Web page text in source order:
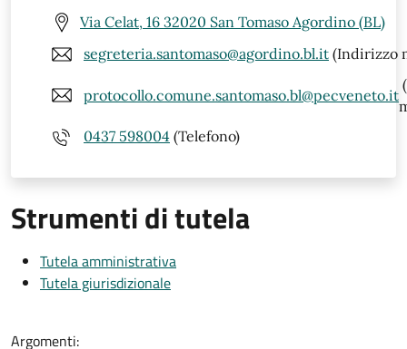
Via Celat, 16 32020 San Tomaso Agordino (BL)
segreteria.santomaso@agordino.bl.it (Indirizzo
protocollo.comune.santomaso.bl@pecveneto.it
0437 598004 (Telefono)
Strumenti di tutela
Tutela amministrativa
Tutela giurisdizionale
Argomenti: